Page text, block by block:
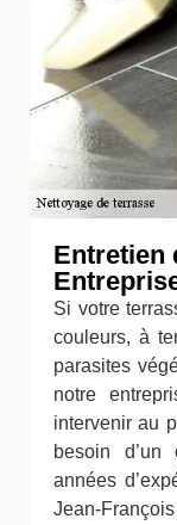
Entretien
Si votre
couleurs, à
parasites
notre
intervenir au
besoin d’un
années
Jean-